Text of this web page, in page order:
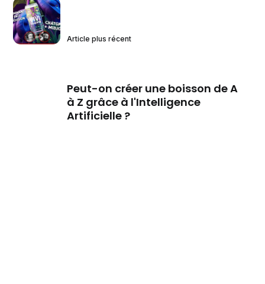
Article plus récent
Peut-on créer une boisson de A
à Z grâce à l'Intelligence
Artificielle ?